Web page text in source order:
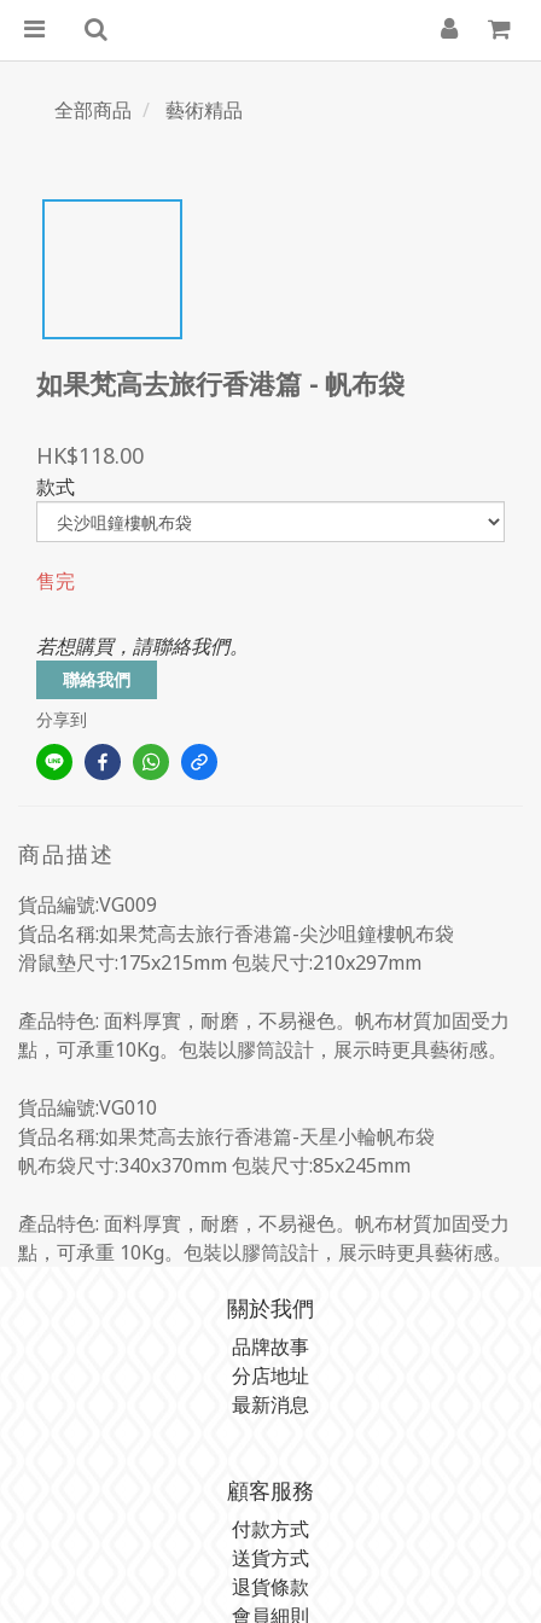
全部商品 藝術精品
如果梵高去旅行香港篇 - 帆布袋
HK$118.00
款式
售完
若想購買，請聯絡我們。
聯絡我們
分享到
商品描述
貨品編號:VG009
貨品名稱:如果梵高去旅行香港篇-尖沙咀鐘樓帆布袋
滑鼠墊尺寸:175x215mm 包裝尺寸:210x297mm
產品特色: 面料厚實，耐磨，不易褪色。帆布材質加固受力
點，可承重10Kg。包裝以膠筒設計，展示時更具藝術感。
貨品編號:VG010
貨品名稱:如果梵高去旅行香港篇-天星小輪帆布袋
帆布袋尺寸:340x370mm 包裝尺寸:85x245mm
產品特色: 面料厚實，耐磨，不易褪色。帆布材質加固受力
點，可承重 10Kg。包裝以膠筒設計，展示時更具藝術感。
關於我們
品牌故事
分店地址
最新消息
顧客服務
付款方式
送貨方式
退貨條款
會員細則